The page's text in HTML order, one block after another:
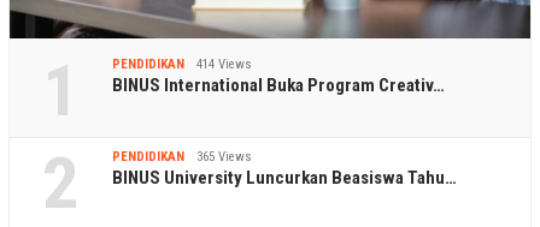
1 PENDIDIKAN 414 Views
BINUS International Buka Program Creativ…
2 PENDIDIKAN 365 Views
BINUS University Luncurkan Beasiswa Tahu…